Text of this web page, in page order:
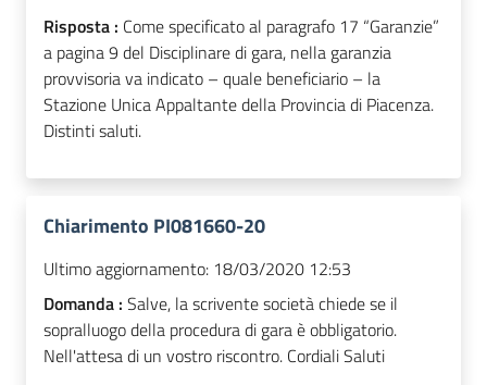
Risposta : Come specificato al paragrafo 17 “Garanzie”
a pagina 9 del Disciplinare di gara, nella garanzia
provvisoria va indicato – quale beneficiario – la
Stazione Unica Appaltante della Provincia di Piacenza.
Distinti saluti.
Chiarimento PI081660-20
Ultimo aggiornamento: 18/03/2020 12:53
Domanda : Salve, la scrivente società chiede se il
sopralluogo della procedura di gara è obbligatorio.
Nell'attesa di un vostro riscontro. Cordiali Saluti